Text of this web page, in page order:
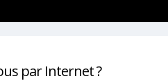
par Internet ?